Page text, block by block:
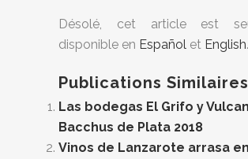
Désolé, cet article est
disponible en Español et English.
Publications
Las bodegas El Grifo y
Bacchus de Plata 2018
Vinos de Lanzarote arrasa